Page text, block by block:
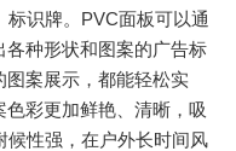
识牌。PVC面板可以通
种形状和图案的广告标
案展示，都能轻松实
彩更加鲜艳、清晰，吸
候性强，在户外长时间风